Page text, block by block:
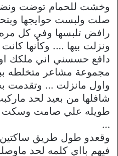
وخشت للحمام توضت
صلت ولبست حوايجها
رافض تلبسها وفي كل مره
ونزلت بيها …. وكأنها
دافع حسسني اني ملكك
مجموعة مشاعر متخلطه
واول مانزلت … وتقدمت
شافلها من بعيد لحد
طويله علي صامت وسكت
…
وقعدو طول طريق
فيهم بااي كلمه لحد